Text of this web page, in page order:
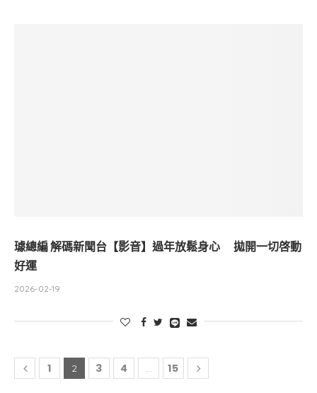
璩總編 解碼新聞台【影音】過年放鬆身心 拋開一切啓動
好運
2026-02-19
1 2 3 4 ... 15